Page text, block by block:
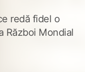
redă fidel o
Război Mondial